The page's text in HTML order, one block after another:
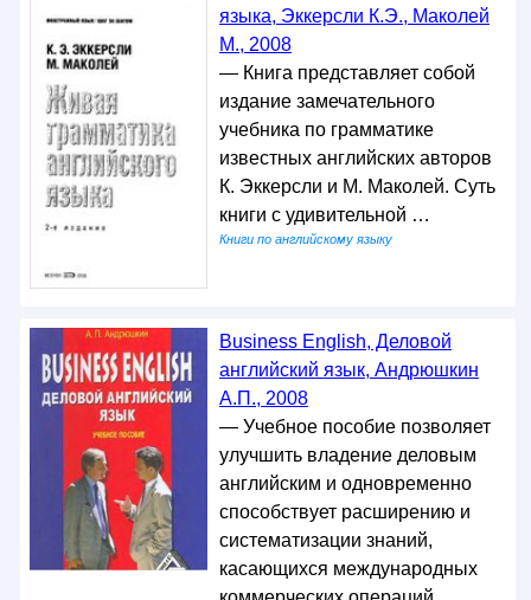
языка, Эккерсли К.Э., Маколей
М., 2008
— Книга представляет собой
издание замечательного
учебника по грамматике
известных английских авторов
К. Эккерсли и М. Маколей. Суть
книги с удивительной …
Книги по английскому языку
Business English, Деловой
английский язык, Андрюшкин
А.П., 2008
— Учебное пособие позволяет
улучшить владение деловым
английским и одновременно
способствует расширению и
систематизации знаний,
касающихся международных